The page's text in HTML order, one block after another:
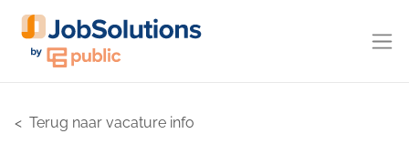
Terug naar vacature info